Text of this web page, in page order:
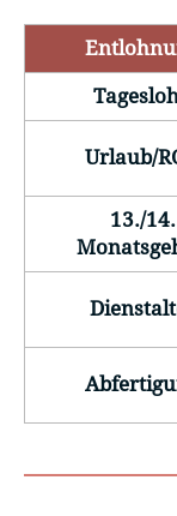
Urlaub/
13./14.